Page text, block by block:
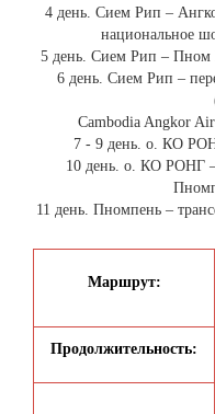
4 день. Сием Рип –
национальное
5 день. Сием Рип – Пном
6 день. Сием Рип –
Cambodia Angkor
7 - 9 день. о. КО
10 день. о. КО РОНГ –
11 день. Пномпень –
Маршрут:
Продолжительность: